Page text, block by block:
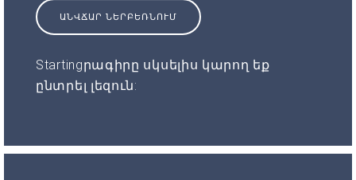
ԱՆՎՃԱՐ ՆԵՐԲԵՌՆՈՒՄ
Startingրագիրը սկսելիս կարող եք
ընտրել լեզուն: